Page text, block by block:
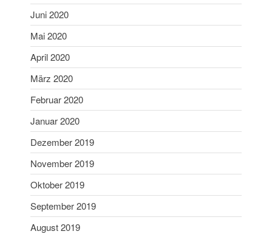
April 2019
März 2019
Oktober 2018
September 2018
August 2018
Juni 2020
Mai 2020
April 2020
März 2020
Februar 2020
Januar 2020
Dezember 2019
November 2019
Oktober 2019
September 2019
August 2019